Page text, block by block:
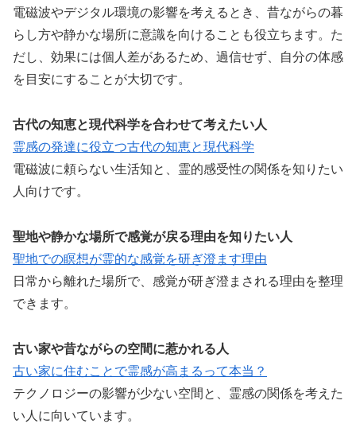
電磁波やデジタル環境の影響を考えるとき、昔ながらの暮
らし方や静かな場所に意識を向けることも役立ちます。た
だし、効果には個人差があるため、過信せず、自分の体感
を目安にすることが大切です。
古代の知恵と現代科学を合わせて考えたい人
霊感の発達に役立つ古代の知恵と現代科学
電磁波に頼らない生活知と、霊的感受性の関係を知りたい
人向けです。
聖地や静かな場所で感覚が戻る理由を知りたい人
聖地での瞑想が霊的な感覚を研ぎ澄ます理由
日常から離れた場所で、感覚が研ぎ澄まされる理由を整理
できます。
古い家や昔ながらの空間に惹かれる人
古い家に住むことで霊感が高まるって本当？
テクノロジーの影響が少ない空間と、霊感の関係を考えた
い人に向いています。